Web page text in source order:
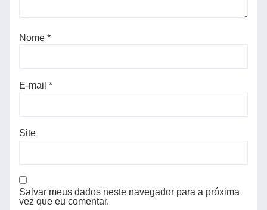
Nome *
E-mail *
Site
Salvar meus dados neste navegador para a próxima
vez que eu comentar.